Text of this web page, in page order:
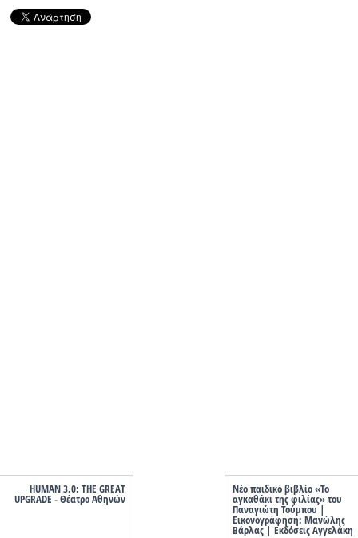
HUMAN 3.0: THE GREAT
UPGRADE - Θέατρο Αθηνών
Νέο παιδικό βιβλίο «Το
αγκαθάκι της φιλίας» του
Παναγιώτη Τούμπου |
Εικονογράφηση: Μανώλης
Βάρλας | Εκδόσεις Αγγελάκη